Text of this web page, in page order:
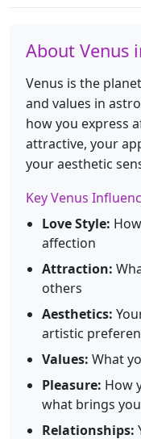
About Venus
Venus is the
and values in
how you express
attractive, your
your aesthetic
Key Venus
Love Style:
affection
Attraction:
others
Aesthetics:
artistic
Values: What
Pleasure: How
what brings
Relationships: